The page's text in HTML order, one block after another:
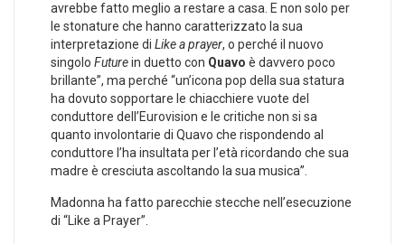
avrebbe fatto meglio a restare a casa. E non solo per
le stonature che hanno caratterizzato la sua
interpretazione di Like a prayer, o perché il nuovo
singolo Futurein duetto con Quavo è davvero poco
brillante”, ma perché “un’icona pop della sua statura
ha dovuto sopportare le chiacchiere vuote del
conduttore dell’Eurovision e le critiche non si sa
quanto involontarie di Quavo che rispondendo al
conduttore l’ha insultata per l’età ricordando che sua
madre è cresciuta ascoltando la sua musica”.
Madonna ha fatto parecchie stecche nell’esecuzione
di “Like a Prayer”.